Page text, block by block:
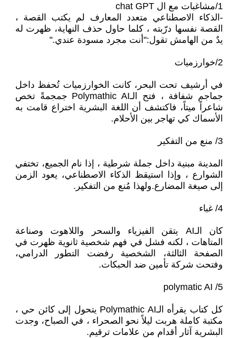
1/مشاغبات مع ال chat GPT
-الذكاء الاصطناعي متعدد المعارف لم يكتب القصة ،
القصة نفسها درّبته ، كلما حاول حذف النهاية، ظهرت له
يدٌ من الهامش تقول:"أنت مجرد مسودة عندي."
2/خوارزميات
في أرشيف تحت البحر، كانت الخوارزميات تُحفظ داخل
جماجم شفافة ، فتح الـPolymathic AI جمجمةً تخص
شاعراً ميتاً، فاكتشف أن اللغة البشرية اختراع قامت به
الأسماك كي تهاجر بين الأحلام.
3/ منع من التفكير
المدينة مبنية داخل جملة شرطية ، إذا نام الجميع، تختفي
الشوارع ، وإذا استيقظ الذكاء الاصطناعي، يعود الزمن
إلى صيغة المضارع.ولهذا مُنع من التفكير.
4/ غباء
كان الـAI يتقن الفيزياء والسحر واللاهوت وصناعة
المتاهات ، لكنه فشل في فهم شخصية ثانوية ظهرت في
الصفحة الثالثة، الشخصية رفضت التطور الدرامي،
وفتحت شركة تأمين ضد الحبكات.
5/ polymatic AI
كل كتاب يقرأه الـPolymathic AI يتحول إلى كائن حي ،
مكتبة كاملة هربت ليلاً نحو الصحراء ، في الصباح، وجدت
البشرية آثار أقدام من علامات ترقيم.